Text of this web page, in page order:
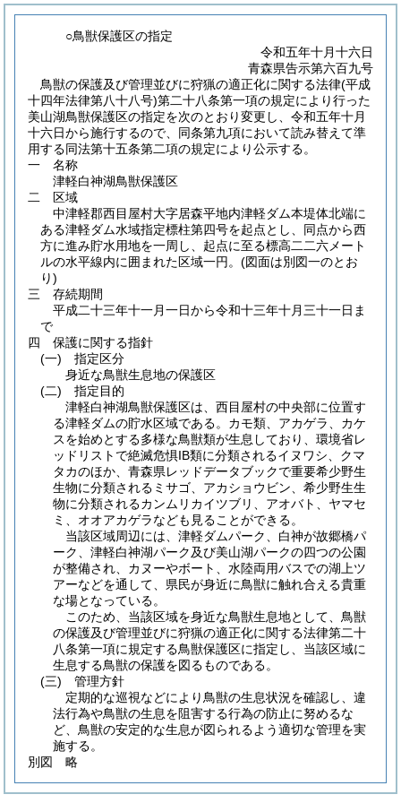
○鳥獣保護区の指定
令和五年十月十六日
青森県告示第六百九号
鳥獣の保護及び管理並びに狩猟の適正化に関する法律(平成
十四年法律第八十八号)第二十八条第一項の規定により行った
美山湖鳥獣保護区の指定を次のとおり変更し、令和五年十月
十六日から施行するので、同条第九項において読み替えて準
用する同法第十五条第二項の規定により公示する。
一 名称
津軽白神湖鳥獣保護区
二 区域
中津軽郡西目屋村大字居森平地内津軽ダム本堤体北端に
ある津軽ダム水域指定標柱第四号を起点とし、同点から西
方に進み貯水用地を一周し、起点に至る標高二二六メート
ルの水平線内に囲まれた区域一円。 (図面は別図一のとお
り)
三 存続期間
平成二十三年十一月一日から令和十三年十月三十一日ま
で
四 保護に関する指針
(一) 指定区分
身近な鳥獣生息地の保護区
(二) 指定目的
津軽白神湖鳥獣保護区は、西目屋村の中央部に位置す
る津軽ダムの貯水区域である。カモ類、アカゲラ、カケ
スを始めとする多様な鳥獣類が生息しており、環境省レ
ッドリストで絶滅危惧IB類に分類されるイヌワシ、クマ
タカのほか、青森県レッドデータブックで重要希少野生
生物に分類されるミサゴ、アカショウビン、希少野生生
物に分類されるカンムリカイツブリ、アオバト、ヤマセ
ミ、オオアカゲラなども見ることができる。
当該区域周辺には、津軽ダムパーク、白神が故郷橋パ
ーク、津軽白神湖パーク及び美山湖パークの四つの公園
が整備され、カヌーやボート、水陸両用バスでの湖上ツ
アーなどを通して、県民が身近に鳥獣に触れ合える貴重
な場となっている。
このため、当該区域を身近な鳥獣生息地として、鳥獣
の保護及び管理並びに狩猟の適正化に関する法律第二十
八条第一項に規定する鳥獣保護区に指定し、当該区域に
生息する鳥獣の保護を図るものである。
(三) 管理方針
定期的な巡視などにより鳥獣の生息状況を確認し、違
法行為や鳥獣の生息を阻害する行為の防止に努めるな
ど、鳥獣の安定的な生息が図られるよう適切な管理を実
施する。
別図
略